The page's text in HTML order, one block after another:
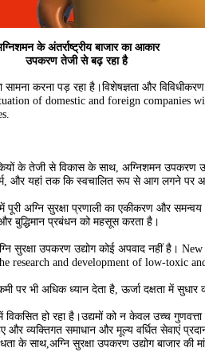
के अंतर्राष्ट्रीय बाजार का आकार
उपकरण तेजी से बढ़ रहा है
करना पड़ रहा है।विशेषज्ञता और विविधीकरण
of domestic and foreign companies
के तेजी से विकास के साथ, अग्निशमन उपकरण
और यहां तक कि स्वचालित रूप से आग लगने पर
पूरी अग्नि सुरक्षा प्रणाली का एकीकरण और
और बुद्धिमान प्रबंधन को महसूस करता है।
सुरक्षा उपकरण उद्योग कोई अपवाद नहीं है।
research and development of low-toxic
पर भी अधिक ध्यान देता है, ऊर्जा दक्षता में
विकसित हो रहा है।उद्यमों को न केवल उच्च
व्यक्तिगत समाधान और मूल्य वर्धित सेवाएं
के साथ,अग्नि सुरक्षा उपकरण उद्योग बाजार की